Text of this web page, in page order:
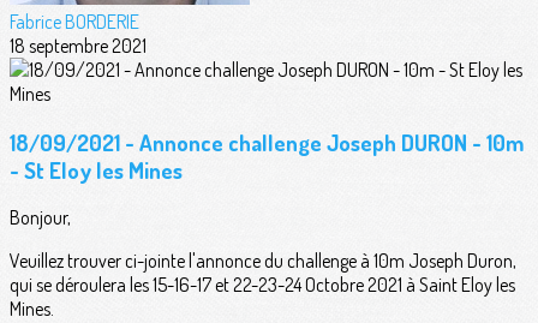
Fabrice BORDERIE
18 septembre 2021
18/09/2021 - Annonce challenge Joseph DURON - 10m
- St Eloy les Mines
Bonjour,
Veuillez trouver ci-jointe l'annonce du challenge à 10m Joseph Duron,
qui se déroulera les 15-16-17 et 22-23-24 Octobre 2021 à Saint Eloy les
Mines.